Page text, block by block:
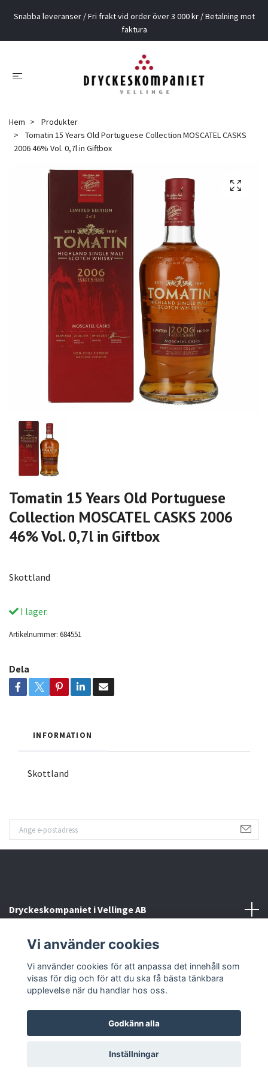
Snabba leveranser / Fri frakt vid order över 3 000 kr / Betalning mot
faktura
Hem
Produkter
Tomatin 15 Years Old Portuguese Collection MOSCATEL CASKS
2006 46% Vol. 0,7l in Giftbox
Tomatin 15 Years Old Portuguese
Collection MOSCATEL CASKS 2006
46% Vol. 0,7l in Giftbox
Skottland
I lager.
Artikelnummer: 684551
Dela
INFORMATION
Skottland
Dryckeskompaniet i Vellinge AB
Kontakta oss
Sociala medier
© 2026 Dryckeskompaniet i Vellinge
Vi använder cookies
Vi använder cookies för att anpassa det innehåll som
visas för dig och för att du ska få bästa tänkbara
upplevelse när du handlar hos oss.
Godkänn alla
Inställningar